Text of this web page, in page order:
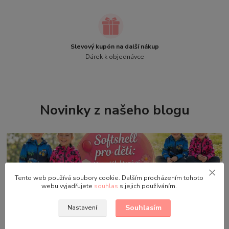
Slevový kupón na další nákup
Dárek k objednávce
Novinky z našeho blogu
Tento web používá soubory cookie. Dalším procházením tohoto
webu vyjadřujete souhlas s jejich používáním.
Nastavení Souhlasím